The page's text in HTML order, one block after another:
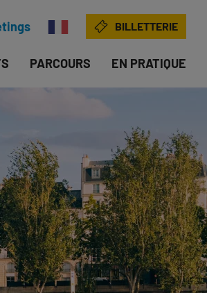
BILLETTERIE
PARCOURS EN PRATIQUE